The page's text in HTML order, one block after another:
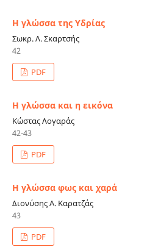
Η γλώσσα της Υδρίας
Σωκρ. Λ. Σκαρτσής
42
PDF
Η γλώσσα και η εικόνα
Κώστας Λογαράς
42-43
PDF
Η γλώσσα φως και χαρά
Διονύσης Α. Καρατζάς
43
PDF